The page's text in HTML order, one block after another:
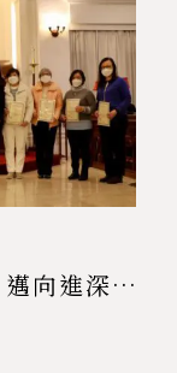
2022「信徒靈修課程畢業」邁向進深靈修之旅 12/12/2022